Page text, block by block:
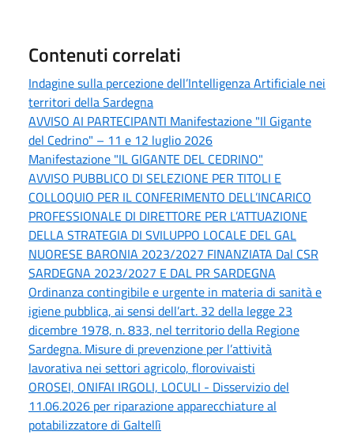
Contenuti correlati
Indagine sulla percezione dell’Intelligenza Artificiale nei
territori della Sardegna
AVVISO AI PARTECIPANTI Manifestazione "Il Gigante
del Cedrino" – 11 e 12 luglio 2026
Manifestazione "IL GIGANTE DEL CEDRINO"
AVVISO PUBBLICO DI SELEZIONE PER TITOLI E
COLLOQUIO PER IL CONFERIMENTO DELL’INCARICO
PROFESSIONALE DI DIRETTORE PER L’ATTUAZIONE
DELLA STRATEGIA DI SVILUPPO LOCALE DEL GAL
NUORESE BARONIA 2023/2027 FINANZIATA Dal CSR
SARDEGNA 2023/2027 E DAL PR SARDEGNA
Ordinanza contingibile e urgente in materia di sanità e
igiene pubblica, ai sensi dell’art. 32 della legge 23
dicembre 1978, n. 833, nel territorio della Regione
Sardegna. Misure di prevenzione per l’attività
lavorativa nei settori agricolo, florovivaisti
OROSEI, ONIFAI IRGOLI, LOCULI - Disservizio del
11.06.2026 per riparazione apparecchiature al
potabilizzatore di Galtellì